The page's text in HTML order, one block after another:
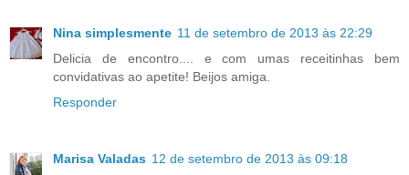
Nina simplesmente 11 de setembro de 2013 às 22:29
Delicia de encontro.... e com umas receitinhas bem
convidativas ao apetite! Beijos amiga.
Responder
Marisa Valadas 12 de setembro de 2013 às 09:18